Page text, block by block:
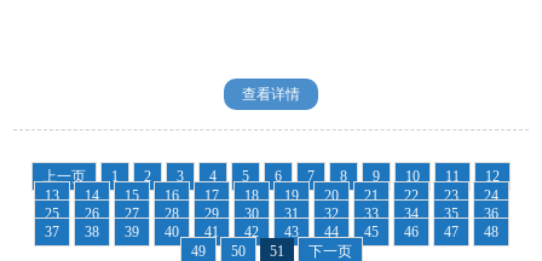
查看详情
上一页 1 2 3 4 5 6 7 8 9 10 11
12
13
14 15 16 17 18 19 20 21 22 23
24
25
26 27 28 29 30 31 32 33 34 35
36
37
38 39 40 41 42 43 44 45 46 47
48
49
50 51 下一页